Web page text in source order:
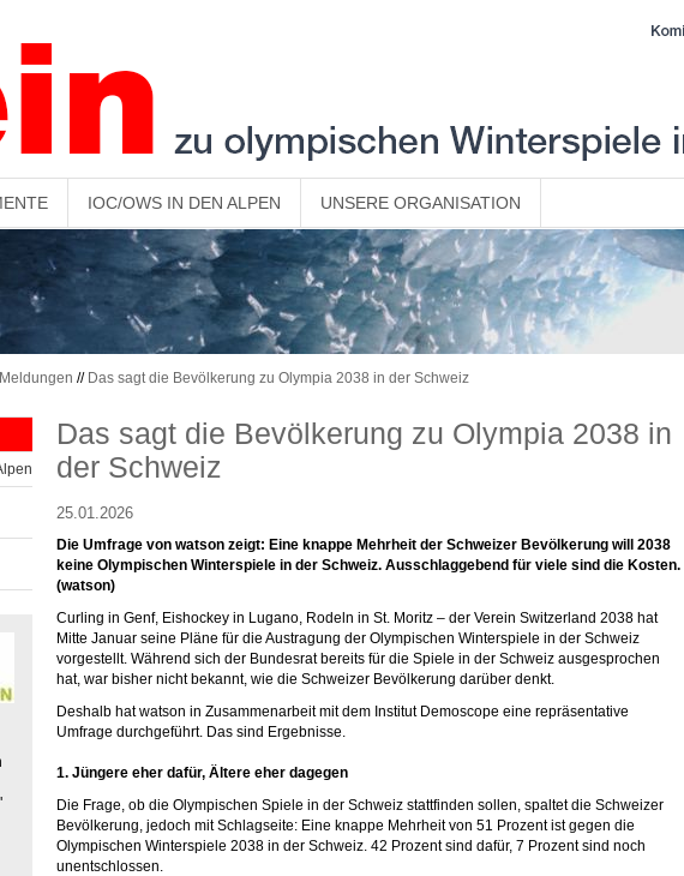
IOC/OWS IN DEN ALPEN UNSERE ORGANISATION
// Das sagt die Bevölkerung zu Olympia 2038 in der Schweiz
Das sagt die Bevölkerung zu Olympia 2038 in
der Schweiz
25.01.2026
Die Umfrage von watson zeigt: Eine knappe Mehrheit der Schweizer Bevölkerung will 2038
keine Olympischen Winterspiele in der Schweiz. Ausschlaggebend für viele sind die Kosten.
(watson)
Curling in Genf, Eishockey in Lugano, Rodeln in St. Moritz – der Verein Switzerland 2038 hat
Mitte Januar seine Pläne für die Austragung der Olympischen Winterspiele in der Schweiz
vorgestellt. Während sich der Bundesrat bereits für die Spiele in der Schweiz ausgesprochen
hat, war bisher nicht bekannt, wie die Schweizer Bevölkerung darüber denkt.
Deshalb hat watson in Zusammenarbeit mit dem Institut Demoscope eine repräsentative
Umfrage durchgeführt. Das sind Ergebnisse.
1. Jüngere eher dafür, Ältere eher dagegen
Die Frage, ob die Olympischen Spiele in der Schweiz stattfinden sollen, spaltet die Schweizer
Bevölkerung, jedoch mit Schlagseite: Eine knappe Mehrheit von 51 Prozent ist gegen die
Olympischen Winterspiele 2038 in der Schweiz. 42 Prozent sind dafür, 7 Prozent sind noch
unentschlossen.